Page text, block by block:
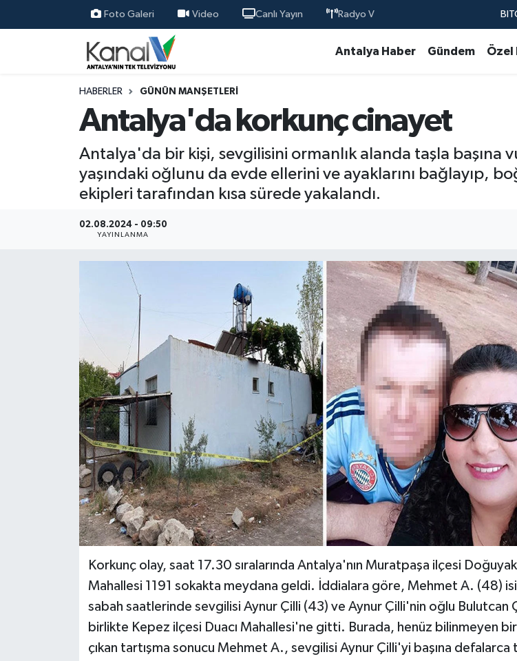
Foto Galeri Video Canlı Yayın Radyo V
Antalya Haber Gündem Özel
HABERLER GÜNÜN MANŞETLERI
Antalya'da korkunç cinayet
Antalya'da bir kişi, sevgilisini ormanlık alanda taşla başına
yaşındaki oğlunu da evde ellerini ve ayaklarını bağlayıp,
ekipleri tarafından kısa sürede yakalandı.
02.08.2024 - 09:50
YAYINLANMA
Korkunç olay, saat 17.30 sıralarında Antalya'nın Muratpaşa ilçesi
Mahallesi 1191 sokakta meydana geldi. İddialara göre, Mehmet A. (48)
sabah saatlerinde sevgilisi Aynur Çilli (43) ve Aynur Çilli'nin oğlu Bulutcan
birlikte Kepez ilçesi Duacı Mahallesi'ne gitti. Burada, henüz bilinmeyen
çıkan tartışma sonucu Mehmet A., sevgilisi Aynur Çilli'yi başına defalarca
Ana Haber
Antalya Haber
Ekonomi
Gündem
Günün Manşetleri
KANALV Spor
Kültür Sanat
Magazin
Öğle Bülteni
Siyaset
Sosyal medya
Teknoloji
Nöbetçi Eczaneler
Hava Durumu
Trafik Durumu
Süper Lig Puan Durumu ve Fikstür
Tüm Manşetler
Son Dakika Haberleri
Haber Arşivi